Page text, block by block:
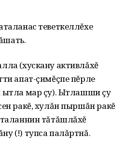
теветкеллĕхе
(хускану активлăхĕ
апат-çимĕçпе пĕрле
ытла мар çу). Ытлашши çу
ракĕ, хулăн пыршăн ракĕ
тăтăшлăхĕ
(!) тупса палăртнă.